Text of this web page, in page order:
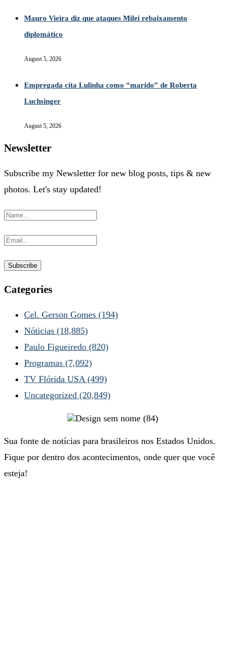
Mauro Vieira diz que ataques Milei rebaixamento
diplomático
August 5, 2026
Empregada cita Lulinha como “marido” de Roberta
Luchsinger
August 5, 2026
Newsletter
Subscribe my Newsletter for new blog posts, tips & new
photos. Let's stay updated!
Categories
Cel. Gerson Gomes (194)
Nóticias (18,885)
Paulo Figueiredo (820)
Programas (7,092)
TV Flórida USA (499)
Uncategorized (20,849)
Sua fonte de notícias para brasileiros nos Estados Unidos.
Fique por dentro dos acontecimentos, onde quer que você
esteja!